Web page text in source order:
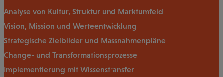
Analyse von Kultur, Struktur und Marktumfeld
Vision, Mission und Werteentwicklung
Strategische Zielbilder und Massnahmenpläne
Change- und Transformationsprozesse
Implementierung mit Wissenstransfer